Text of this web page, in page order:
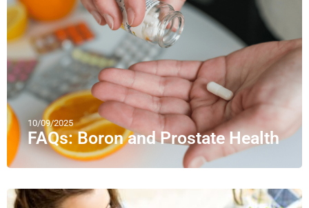
10/09/2025
FAQs: Boron and Prostate Health